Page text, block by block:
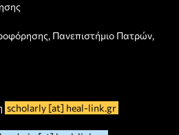
Πανεπιστήμιο Πατρών,
scholarly [at] heal-link.gr